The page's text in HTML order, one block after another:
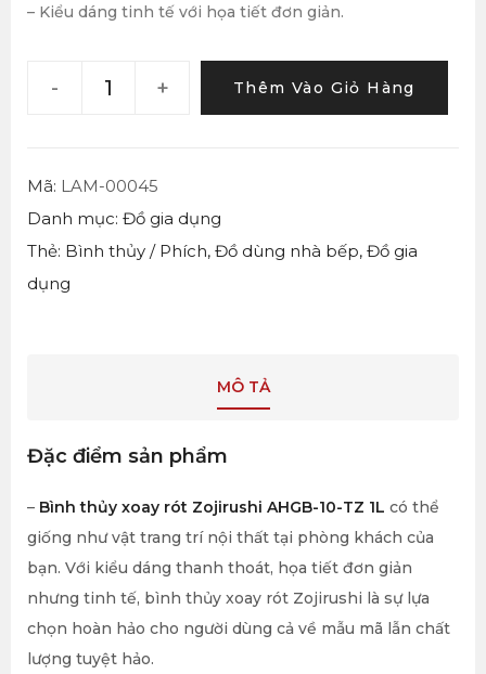
– Kiểu dáng tinh tế với họa tiết đơn giản.
- + Thêm Vào Giỏ Hàng
Mã: LAM-00045
Danh mục: Đồ gia dụng
Thẻ: Bình thủy / Phích, Đồ dùng nhà bếp, Đồ gia
dụng
MÔ TẢ
Đặc điểm sản phẩm
– Bình thủy xoay rót Zojirushi AHGB-10-TZ 1L có thể
giống như vật trang trí nội thất tại phòng khách của
bạn. Với kiểu dáng thanh thoát, họa tiết đơn giản
nhưng tinh tế, bình thủy xoay rót Zojirushi là sự lựa
chọn hoàn hảo cho người dùng cả về mẫu mã lẫn chất
lượng tuyệt hảo.